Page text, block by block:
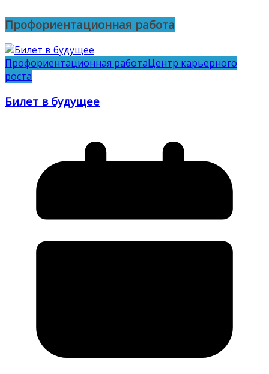
Профориентационная работа
Профориентационная работаЦентр карьерного
роста
Билет в будущее